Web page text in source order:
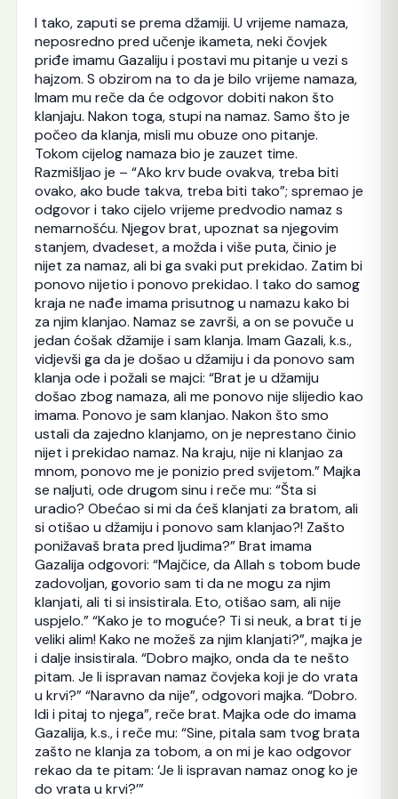
I tako, zaputi se prema džamiji. U vrijeme namaza,
neposredno pred učenje ikameta, neki čovjek
priđe imamu Gazaliju i postavi mu pitanje u vezi s
hajzom. S obzirom na to da je bilo vrijeme namaza,
Imam mu reče da će odgovor dobiti nakon što
klanjaju. Nakon toga, stupi na namaz. Samo što je
počeo da klanja, misli mu obuze ono pitanje.
Tokom cijelog namaza bio je zauzet time.
Razmišljao je – “Ako krv bude ovakva, treba biti
ovako, ako bude takva, treba biti tako”; spremao je
odgovor i tako cijelo vrijeme predvodio namaz s
nemarnošću. Njegov brat, upoznat sa njegovim
stanjem, dvadeset, a možda i više puta, činio je
nijet za namaz, ali bi ga svaki put prekidao. Zatim bi
ponovo nijetio i ponovo prekidao. I tako do samog
kraja ne nađe imama prisutnog u namazu kako bi
za njim klanjao. Namaz se završi, a on se povuče u
jedan ćošak džamije i sam klanja. Imam Gazali, k.s.,
vidjevši ga da je došao u džamiju i da ponovo sam
klanja ode i požali se majci: “Brat je u džamiju
došao zbog namaza, ali me ponovo nije slijedio kao
imama. Ponovo je sam klanjao. Nakon što smo
ustali da zajedno klanjamo, on je neprestano činio
nijet i prekidao namaz. Na kraju, nije ni klanjao za
mnom, ponovo me je ponizio pred svijetom.” Majka
se naljuti, ode drugom sinu i reče mu: “Šta si
uradio? Obećao si mi da ćeš klanjati za bratom, ali
si otišao u džamiju i ponovo sam klanjao?! Zašto
ponižavaš brata pred ljudima?” Brat imama
Gazalija odgovori: “Majčice, da Allah s tobom bude
zadovoljan, govorio sam ti da ne mogu za njim
klanjati, ali ti si insistirala. Eto, otišao sam, ali nije
uspjelo.” “Kako je to moguće? Ti si neuk, a brat ti je
veliki alim! Kako ne možeš za njim klanjati?”, majka je
i dalje insistirala. “Dobro majko, onda da te nešto
pitam. Je li ispravan namaz čovjeka koji je do vrata
u krvi?” “Naravno da nije”, odgovori majka. “Dobro.
Idi i pitaj to njega”, reče brat. Majka ode do imama
Gazalija, k.s., i reče mu: “Sine, pitala sam tvog brata
zašto ne klanja za tobom, a on mi je kao odgovor
rekao da te pitam: ‘Je li ispravan namaz onog ko je
do vrata u krvi?’”